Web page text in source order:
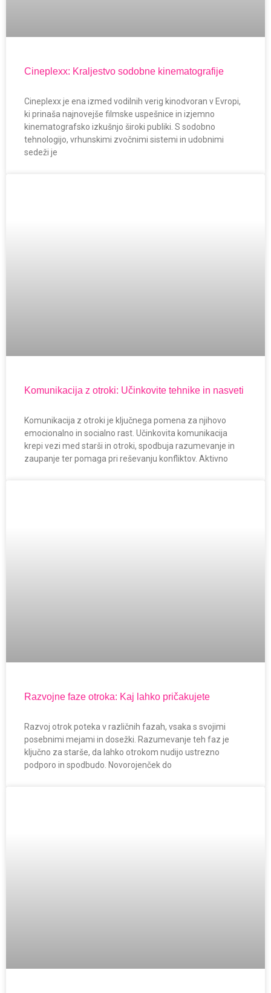
Cineplexx: Kraljestvo sodobne kinematografije
Cineplexx je ena izmed vodilnih verig kinodvoran v Evropi,
ki prinaša najnovejše filmske uspešnice in izjemno
kinematografsko izkušnjo široki publiki. S sodobno
tehnologijo, vrhunskimi zvočnimi sistemi in udobnimi
sedeži je
Komunikacija z otroki: Učinkovite tehnike in nasveti
Komunikacija z otroki je ključnega pomena za njihovo
emocionalno in socialno rast. Učinkovita komunikacija
krepi vezi med starši in otroki, spodbuja razumevanje in
zaupanje ter pomaga pri reševanju konfliktov. Aktivno
Razvojne faze otroka: Kaj lahko pričakujete
Razvoj otrok poteka v različnih fazah, vsaka s svojimi
posebnimi mejami in dosežki. Razumevanje teh faz je
ključno za starše, da lahko otrokom nudijo ustrezno
podporo in spodbudo. Novorojenček do